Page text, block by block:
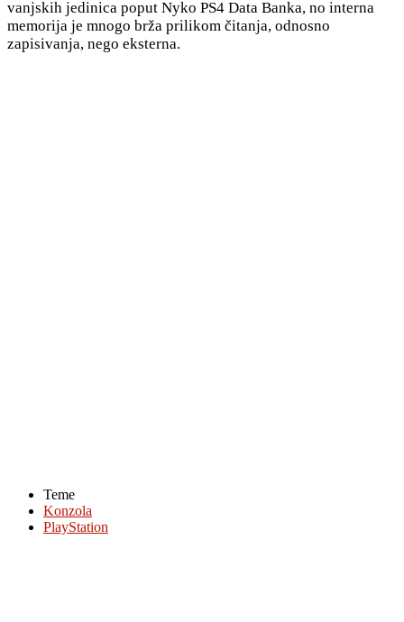
vanjskih jedinica poput Nyko PS4 Data Banka, no interna
memorija je mnogo brža prilikom čitanja, odnosno
zapisivanja, nego eksterna.
Teme
Konzola
PlayStation